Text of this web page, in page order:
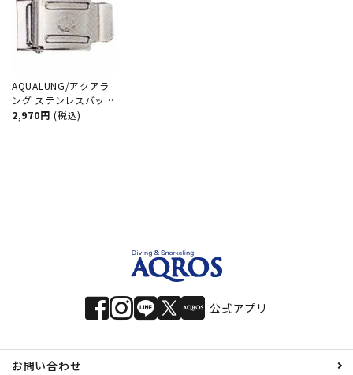
AQUALUNG/アクアラ
ング ステンレスバック
ル[804050430000]
2,970円 (税込)
公式アプリ
お問い合わせ